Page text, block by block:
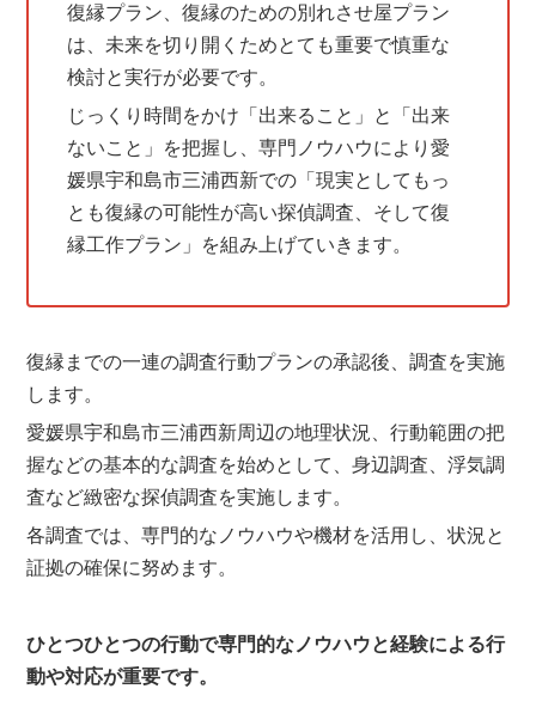
復縁プラン、復縁のための別れさせ屋プラン
は、未来を切り開くためとても重要で慎重な
検討と実行が必要です。
じっくり時間をかけ「出来ること」と「出来
ないこと」を把握し、専門ノウハウにより愛
媛県宇和島市三浦西新での「現実としてもっ
とも復縁の可能性が高い探偵調査、そして復
縁工作プラン」を組み上げていきます。
復縁までの一連の調査行動プランの承認後、調査を実施
します。
愛媛県宇和島市三浦西新周辺の地理状況、行動範囲の把
握などの基本的な調査を始めとして、身辺調査、浮気調
査など緻密な探偵調査を実施します。
各調査では、専門的なノウハウや機材を活用し、状況と
証拠の確保に努めます。
ひとつひとつの行動で専門的なノウハウと経験による行
動や対応が重要です。